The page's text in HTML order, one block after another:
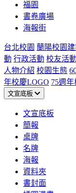
福園
書卷廣場
海報街
台北校園 蘭陽校園
動 行政活動 校友活動
人物介紹 校園生態
年校慶LOGO 75週
文宣底板
文宣底板
簡報
桌牌
名牌
海報
資料夾
書封面